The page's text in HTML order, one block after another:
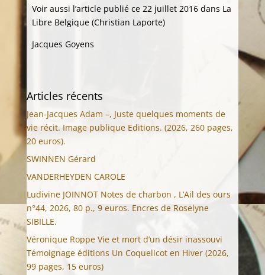
Voir aussi l’article publié ce 22 juillet 2016 dans La
Libre Belgique (Christian Laporte)
Jacques Goyens
Articles récents
Jean-Jacques Adam –, Juste quelques moments de
vie récit. Image publique Editions. (2026, 260 pages,
20 euros).
SWINNEN Gérard
VANDERHEYDEN CAROLE
Ludivine JOINNOT Notes de charbon , L’Ail des ours
n°44, 2026, 80 p., 9 euros. Encres de Roselyne
SIBILLE.
Véronique Roppe Vie et mort d’un désir inassouvi
Témoignage éditions Un Coquelicot en Hiver (2026,
99 pages, 15 euros)